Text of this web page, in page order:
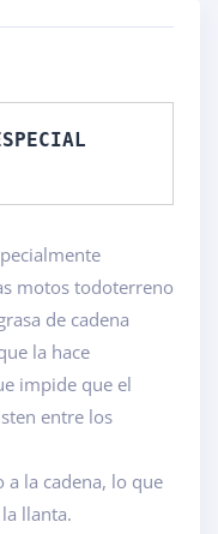
motos todoterreno
de cadena
la hace
impide que el
entre los
a la cadena, lo que
llanta.